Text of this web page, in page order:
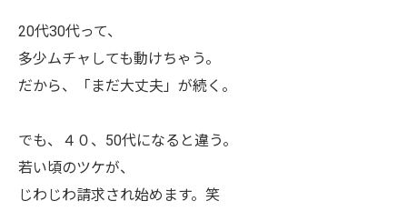
20代30代って、
多少ムチャしても動けちゃう。
だから、「まだ大丈夫」が続く。
でも、４０、50代になると違う。
若い頃のツケが、
じわじわ請求され始めます。笑